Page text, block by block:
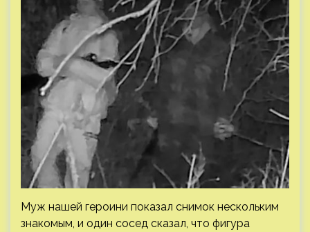
Муж нашей героини показал снимок нескольким
знакомым, и один сосед сказал, что фигура